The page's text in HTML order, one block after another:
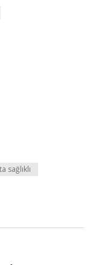
sağlıklı